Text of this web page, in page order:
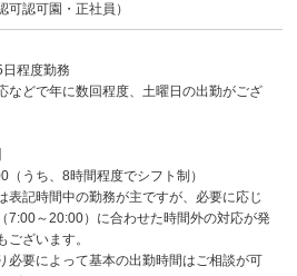
可認可園・正社員）
程度勤務
などで年に数回程度、土曜日の出勤がござ
（うち、8時間程度でシフト制）
表記時間中の勤務が主ですが、必要に応じ
7:00～20:00）に合わせた時間外の対応が発
ございます。
必要によって基本の出勤時間はご相談が可